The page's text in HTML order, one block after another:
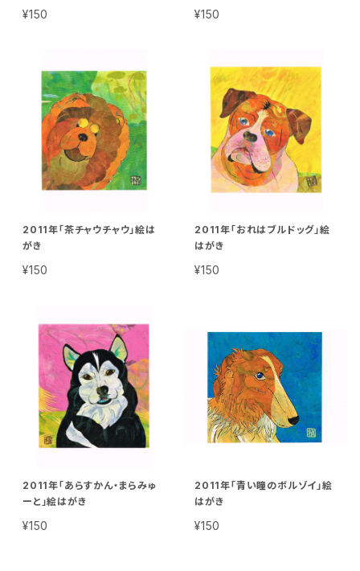
¥150 ¥150
2011年「茶チャウチャウ」絵は
がき
¥150
2011年「おれはブルドッグ」絵
はがき
¥150
2011年「あらすかん・まらみゅ
ーと」絵はがき
¥150
2011年「青い瞳のボルゾイ」絵
はがき
¥150